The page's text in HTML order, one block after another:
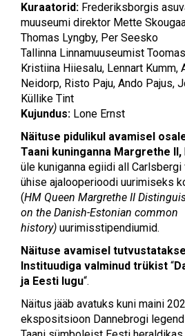
Kuraatorid: Frederiksborgis
muuseumi direktor Mette
Thomas Lyngby, Per Seesko
Tallinna Linnamuuseumist
Kristiina Hiiesalu, Lennart Kumm,
Neidorp, Risto Paju, Ando Pajus,
Küllike Tint
Kujundus: Lone Ernst
Näituse pidulikul avamisel
Taani kuninganna Margrethe II,
üle kuniganna egiidi all
ühise ajalooperioodi uurimiseks
(HM Queen Margrethe II
on the Danish-Estonian common
history) uurimisstipendiumid.
Näituse avamisel
Instituudiga valminud trükist “
ja Eesti lugu“.
Näitus jääb avatuks kuni maini
ekspositsioon Dannebrogi